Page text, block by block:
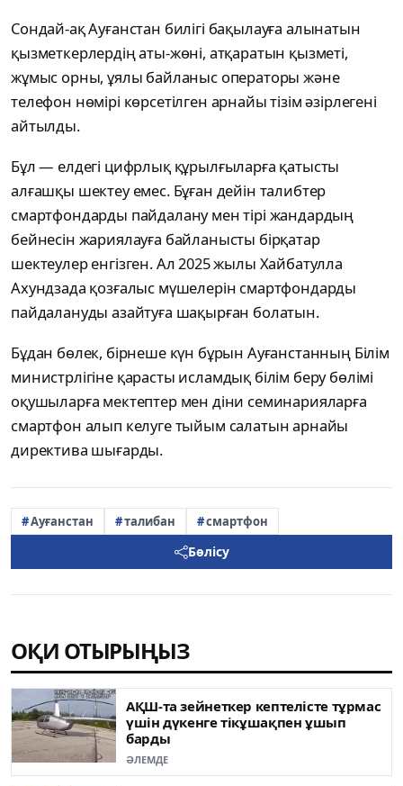
Сондай-ақ Ауғанстан билігі бақылауға алынатын
қызметкерлердің аты-жөні, атқаратын қызметі,
жұмыс орны, ұялы байланыс операторы және
телефон нөмірі көрсетілген арнайы тізім әзірлегені
айтылды.
Бұл — елдегі цифрлық құрылғыларға қатысты
алғашқы шектеу емес. Бұған дейін талибтер
смартфондарды пайдалану мен тірі жандардың
бейнесін жариялауға байланысты бірқатар
шектеулер енгізген. Ал 2025 жылы Хайбатулла
Ахундзада қозғалыс мүшелерін смартфондарды
пайдалануды азайтуға шақырған болатын.
Бұдан бөлек, бірнеше күн бұрын Ауғанстанның Білім
министрлігіне қарасты исламдық білім беру бөлімі
оқушыларға мектептер мен діни семинарияларға
смартфон алып келуге тыйым салатын арнайы
директива шығарды.
Ауғанстан талибан смартфон
Бөлісу
ОҚИ ОТЫРЫҢЫЗ
АҚШ-та зейнеткер кептелісте тұрмас
үшін дүкенге тікұшақпен ұшып
барды
ӘЛЕМДЕ